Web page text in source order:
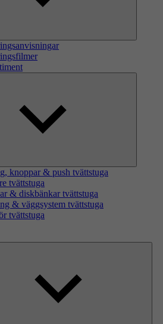
knoppar & push tvättstuga
tvättstuga
& diskbänkar tvättstuga
& väggsystem tvättstuga
tvättstuga